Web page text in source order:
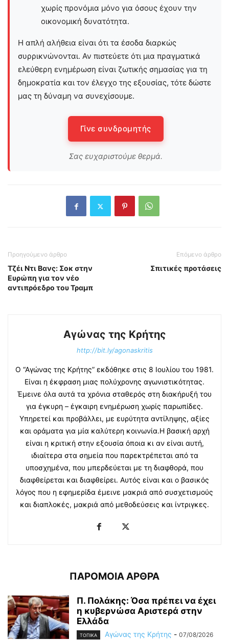
χωρίς προνόμια μόνο για όσους έχουν την
οικονομική δυνατότητα.
Η απλή αλήθεια είναι ότι τα έσοδα διαρκώς
συρρικνώνονται. Αν πιστεύετε ότι μια πραγματικά
ελεύθερη ενημέρωση είναι ζωτικής σημασίας για τη
δημοκρατία και τον έλεγχο της εξουσίας, τότε δώστε
μας τη δύναμη να συνεχίσουμε.
Γίνε συνδρομητής
Σας ευχαριστούμε θερμά.
Προηγούμενο άρθρο
Τζέι Ντι Βανς: Σοκ στην
Ευρώπη για τον νέο
αντιπρόεδρο του Τραμπ
Επόμενο άρθρο
Σπιτικές προτάσεις
Αγώνας της Κρήτης
http://bit.ly/agonaskritis
Ο “Αγώνας της Κρήτης” εκδόθηκε στις 8 Ιουλίου του 1981.
Είναι η έκφραση μιας πολύχρονης αγωνιστικότητας.
Έμεινε όλα αυτά τα χρόνια σταθερός στη διακήρυξή του
για έγκυρη – έγκαιρη ενημέρωση χωρίς παρωπίδες.
Υπηρετεί και προβάλλει, με ευρύτητα αντίληψης, αξίες
και οράματα για μία καλύτερη κοινωνία.Η βασική αρχή
είναι η κριτική στην εξουσία όποια κι αν είναι αυτή,
ιδιαίτερα στα σημεία που παρεκτρέπεται από τα
υποσχημένα, που μπερδεύεται με τη διαφθορά, που
διαφθείρεται και διαφθείρει. Αυτός είναι και ο βασικός
λόγος που η εφημερίδα έμεινε μακριά από συσχετισμούς
και διαπλοκές, μακριά από μεθοδεύσεις και ίντριγκες.
ΠΑΡΟΜΟΙΑ ΑΡΘΡΑ
Π. Πολάκης: Όσα πρέπει να έχει
η κυβερνώσα Αριστερά στην
Ελλάδα
ΤΟΠΙΚΑ Αγώνας της Κρήτης - 07/08/2026